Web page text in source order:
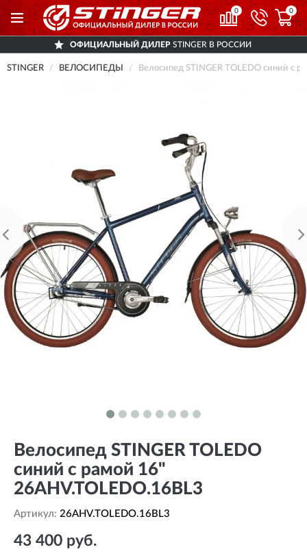
0 0
ОФИЦИАЛЬНЫЙ ДИЛЕР STINGER В РОССИИ
STINGER ВЕЛОСИПЕДЫ Велосипед STINGER TOLEDO синий с
Велосипед STINGER TOLEDO
синий с рамой 16"
26AHV.TOLEDO.16BL3
Артикул: 26AHV.TOLEDO.16BL3
43 400 руб.